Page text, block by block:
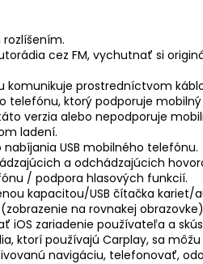
cez FM, vychutnať si
komunikuje prostredníctvom
ktorý podporuje
verzia alebo nepodporuje
ladení.
USB mobilného telefónu.
a odchádzajúcich
/ podpora hlasových funkcií.
kapacitou/USB čítačka kariet/
na rovnakej
iOS zariadenie používateľa a
ktorí používajú Carplay, sa
navigáciu, telefonovať,